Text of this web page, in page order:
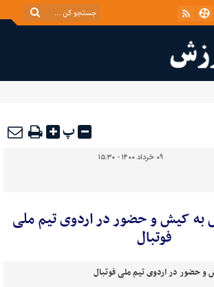
پ
۰۹ خرداد ۱۴۰۰ - ۱۵:۳۰
به کیش و حضور در اردوی تیم ملی
فوتبال